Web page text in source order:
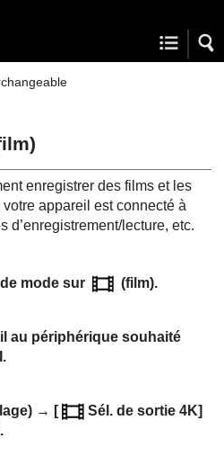
enregistrer des films et les
appareil est connecté à
d’enregistrement/lecture, etc.
mode sur (film).
au périphérique souhaité
) → [
Sél. de sortie 4K]